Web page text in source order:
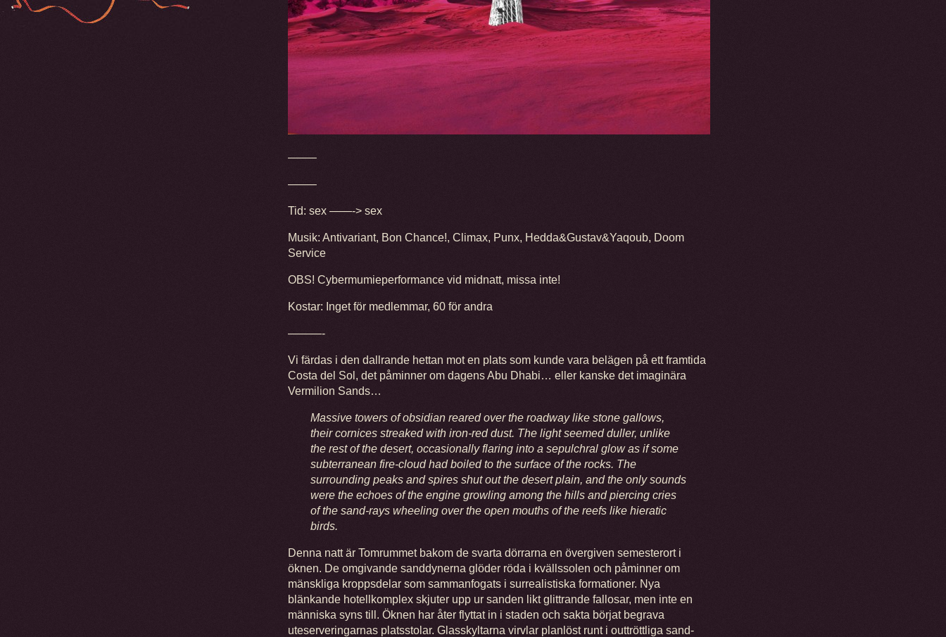
——–
——–
Tid: sex ——-> sex
Musik: Antivariant, Bon Chance!, Climax, Punx, Hedda&Gustav&Yaqoub, Doom
Service
OBS! Cybermumieperformance vid midnatt, missa inte!
Kostar: Inget för medlemmar, 60 för andra
———-
Vi färdas i den dallrande hettan mot en plats som kunde vara belägen på ett framtida
Costa del Sol, det påminner om dagens Abu Dhabi… eller kanske det imaginära
Vermilion Sands…
Massive towers of obsidian reared over the roadway like stone gallows,
their cornices streaked with iron-red dust. The light seemed duller, unlike
the rest of the desert, occasionally flaring into a sepulchral glow as if some
subterranean fire-cloud had boiled to the surface of the rocks. The
surrounding peaks and spires shut out the desert plain, and the only sounds
were the echoes of the engine growling among the hills and piercing cries
of the sand-rays wheeling over the open mouths of the reefs like hieratic
birds.
Denna natt är Tomrummet bakom de svarta dörrarna en övergiven semesterort i
öknen. De omgivande sanddynerna glöder röda i kvällssolen och påminner om
mänskliga kroppsdelar som sammanfogats i surrealistiska formationer. Nya
blänkande hotellkomplex skjuter upp ur sanden likt glittrande fallosar, men inte en
människa syns till. Öknen har åter flyttat in i staden och sakta börjat begrava
uteserveringarnas platsstolar. Glasskyltarna virvlar planlöst runt i outtröttliga sand-